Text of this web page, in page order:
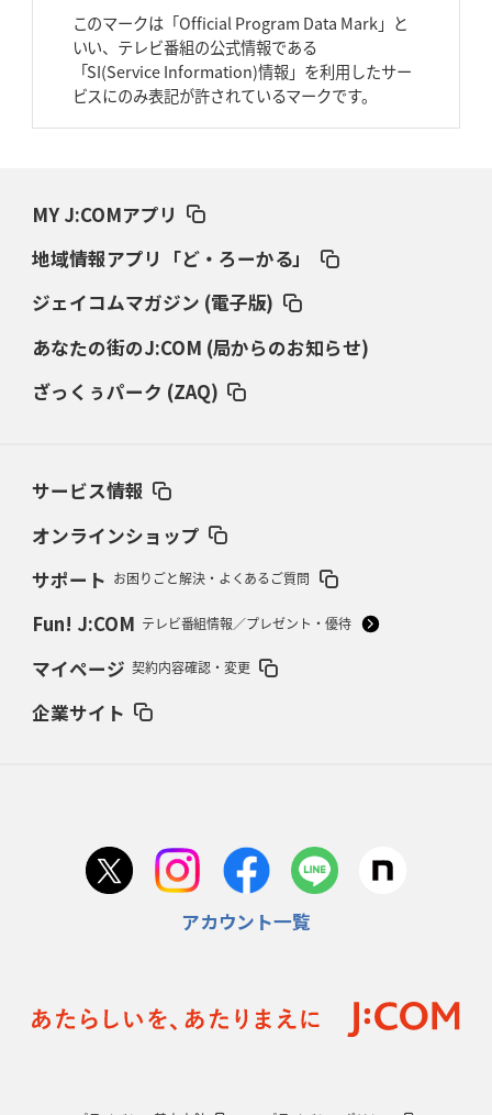
2026年3月26日(木)更新
AZ-COM丸和、リーグワンへ参入決定 「フィールド丸ごと計測機器」の
ダイナボアーズ、“逆輸入SO”三宅駿
「ニュージーランドのフレア（閃
2026年3月5日(木)更新
2026年2月19日(木)更新
37年女子W杯招致への課題と期待
2026年2月12日(木)更新
2026年2月5日(木)更新
占い方
首位スピアーズ、充実の攻撃力 「湧き出る」パスでトライ量産
2026年1月8日(木)更新
ルディケ「15番はゲームドライバ
このマークは「Official Program Data Mark」と
いい、テレビ番組の公式情報である
「SI(Service Information)情報」を利用したサー
ビスにのみ表記が許されているマークです。
MY J:COMアプリ
地域情報アプリ「ど・ろーかる」
ジェイコムマガジン (電子版)
あなたの街のJ:COM (局からのお知らせ)
ざっくぅパーク (ZAQ)
サービス情報
オンラインショップ
サポート お困りごと解決・よくあるご質問
Fun! J:COM テレビ番組情報／プレゼント・優待
マイページ 契約内容確認・変更
企業サイト
アカウント一覧